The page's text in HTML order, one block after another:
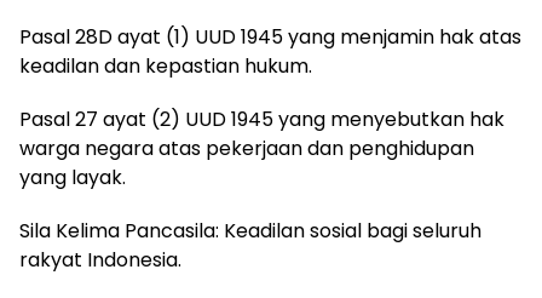
Pasal 28D ayat (1) UUD 1945 yang menjamin hak atas
keadilan dan kepastian hukum.
Pasal 27 ayat (2) UUD 1945 yang menyebutkan hak
warga negara atas pekerjaan dan penghidupan
yang layak.
Sila Kelima Pancasila: Keadilan sosial bagi seluruh
rakyat Indonesia.